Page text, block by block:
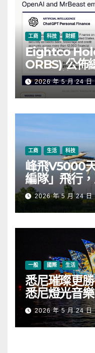
工商 科技 財經
Eightco
ORBS) 公佈
元，涵蓋
Industries、
幣 (ETH) 及
幣
2026 年 5 月 24 日
工商 生活 科技
峰飛V5000
編隊」飛行
段2026 年 5 月 24 日
一般 國際 生活
悉尼璀璨更
悉尼燈光音
2026 年 5 月 24 日